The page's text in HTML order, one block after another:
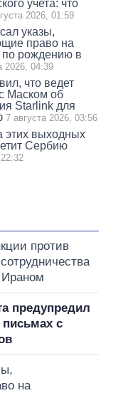
учета: что
2026, 01:59
указы,
право на
по рождению в
2026, 04:39
что ведет
Маском об
Starlink для
7 августа 2026, 03:56
этих выходных
Сербию
против
предупредил
с
на